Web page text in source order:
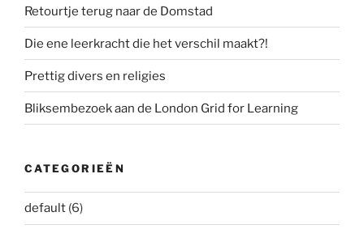
Retourtje terug naar de Domstad
Die ene leerkracht die het verschil maakt?!
Prettig divers en religies
Bliksembezoek aan de London Grid for Learning
CATEGORIEËN
default (6)